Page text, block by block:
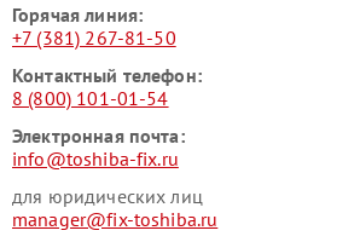
Горячая линия:
+7 (381) 267-81-50
Контактный телефон:
8 (800) 101-01-54
Электронная почта:
info@toshiba-fix.ru
для юридических лиц
manager@fix-toshiba.ru